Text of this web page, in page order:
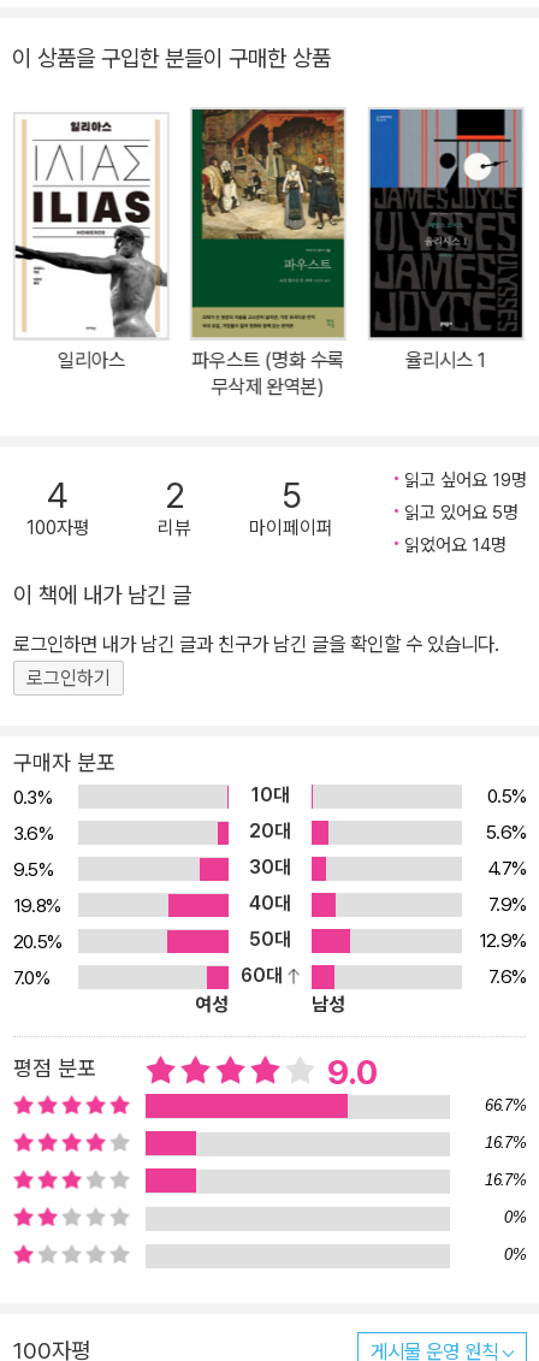
아에서 고대 그리스와 로마의 예술을 접한 괴테는 이성과 감성을 조
짜임새 있는 형식으로 표현하려는 고전주의 문학관을 확립한다. 이탈
리아에서 돌아온 후 별 성과 없이 여러 해를 지내던 괴테는 10년 연하
의 실러와 아름다운 우정 관계를 맺는다. 1828년 카를 아우구스트 대
공의 사망과 2년 뒤 아들의 죽음으로 최대 시련을 맞은 괴테는 미완
성 작품에 매달림으로써 그 시련을 극복하려고 한다. 〈파우스트〉는 그
때까지 인간 정신이 이룩한 모든 것과 예언적으로 이후에 창조될 많
은 것을 담고 있는 방대한 스케일, 다양한 운율, 풍부한 상징 등으로
독일 문학뿐만 아니라 세계문학에서도 독보적인 위치를 차지하는 대
작이다. 인간의 한평생이라 할 수 있는 60년이란 긴 세월 동안 그의
역 괴테 전집을 기획하여 번역과 출간에 힘을 쏟고 있다. 2014년 여
백서원을 짓고, 이어 괴테마을을 조성해가며 운영하고 있다. 여백서
원에서는 매월 마지막 토요일 ‘월마토’ 강연회, 셋째 주 토요일 낭독
회,《파우스트》독회 등 여러 개의 독회, 작은 음악회, 청년인문강좌 등
다양한 행사가 열리고 있다. 보다 넓은 나눔을 위해서 ‘괴테할머니T
V’ 채널도 운영하고 있다.
n Wolfgang von Goethe, 1749~1832)의 전집을 새로 선보인다.
문학전집에서 주로 소개되던 괴테의 글들을 인문사회과학 출판사가
모아서 내는 것은, 그가 『파우스트』나 『젊은 베르테르의 슬픔』 등의
불후의 문학작품을 써낸 문인이기만 한 것이 아니라, 한 시대의 사회
와 역사와 자연을 관찰하고 체험하고 분석하고 바꾸고자 일생을 궁구
한 사상가이기도 함을 주목해서다. 스물여섯이라는 젊은 나이에 바이
마르로 초빙을 받아, 그곳에서 정치인, 문인, 학자, 연극인, 자연과학
자로서 다채로운 활동을 통해 자신의 생각을 실현하고자 쉼 없는 생
애를 보낸 괴테의 이력을 보았을 때, 이는 전혀 잘못된 평가가 아닐 것
이다.(그는 독일의 인문주의를 태동시켰고, 시민 시대의 대표자였으
껏 없었다. 전 20권으로 예정된 이번 <괴테 전집>의 번역은 독일 괴
테학회에서 수여하는 최고의 영예인 “괴테 금메달”을 한국인 최초로
수상(2011년)한 전영애 서울대학교 독문과 명예교수의 손에서 처음
도 했다. 그 첫 작품이 이번에 새삼 다시 소개하는 괴테의 대표작 『파
우스트』이다. 세계적 괴테 연구자의 1인 번역으로 출간될 전 20권의
전집 괴테의 사후 간행된 전집인 바이마르 판(1887~1920)이 본문
~1,500쪽에 달하는 분량으로 각각 33권, 46권이다. 그만큼 괴테는
소설?희곡?시 등의 문학작품뿐 아니라, 문학론과 예술론, 여행 및 관
찰의 기록, 식물학?동물학?광학?기상학까지 망라한 다방면으로 많
은 저작을 남겼고, “그 방대한 저작들 속에는 사물에 대한 관찰이나
인식 내지 서술에서의 심오한 역사적 통찰 및 그 비범한 견식(見識)
이 들어 있다”(이광주 인제대 명예교수). 규모가 이러하니, 한 명의
번역자가 전집 전체를 번역하는 일은 세계 괴테 번역사상 전례가 없
었다. 심지어 중국에서는 120명의 번역자가 동원된 국책사업으로 추
진되고 있다. 그런데도 전영애 교수가 오롯이 혼자서 이 큰 일을 하겠
다고 나선 것은 “한국에 번듯한 괴테 전집 하나 없다는 것이 안타깝고
자존심이 상해서였다”. 물론 혼자서 번역하는 <괴테 전집>에 저 방대
한 분량의 저술들을 모두 담을 수는 없고, 그중 지금 우리 독자들에 의
미가 있을 것들을 선별해 스무 권으로 낼 예정이다. 이는 앞으로의 괴
테 연구와 수용에 귀중한 밑거름이 될 것이며, 괴테 전집을 1인이 단
독 번역한 최초의 사례가 될 것이다.(전집의 예정 목록은 다음과 같
다. 1~2 파우스트 / 3 시 / 4 서·동 시집 / 5~6 드라마 / 7~8 소설 /
랑스 종군기, 마인츠 포위 외 / 14 문학론·예술론 / 15 자연과학 1: 식
이 상품을 구입한 분들이 구매한 상품
일리아스
파우스트 (명화 수록
무삭제 완역본)
율리시스 1
4
100자평
2
리뷰
5
마이페이퍼
읽고 싶어요 19명
읽고 있어요 5명
읽었어요 14명
이 책에 내가 남긴 글
로그인하면 내가 남긴 글과 친구가 남긴 글을 확인할 수 있습니다.
로그인하기
구매자 분포
0.3% 10대
0.5%
3.6%
20대
5.6%
9.5%
30대
4.7%
19.8%
40대
7.9%
20.5%
50대
12.9%
7.0%
60대
7.6%
여성
남성
평점 분포 9.0
66.7%
16.7%
16.7%
0%
0%
100자평 게시물 운영 원칙